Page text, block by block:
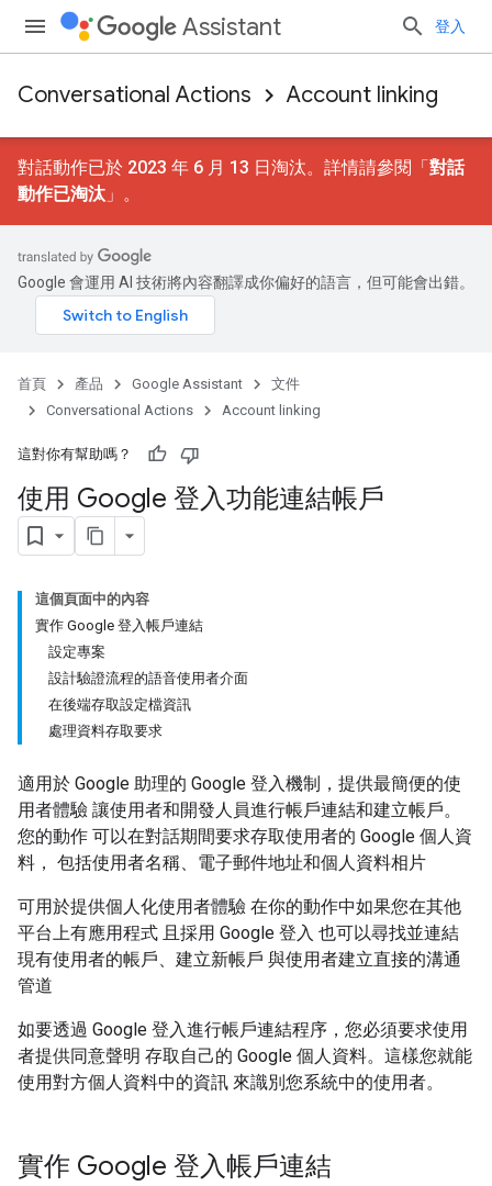
Assistant 登入
Conversational Actions Account linking
對話動作已於 2023 年 6 月 13 日淘汰。詳情請參閱「對話
動作已淘汰 」。
Google 會運用 AI 技術將內容翻譯成你偏好的語言，但可能會出錯。
首頁 產品 Google Assistant
文件
Conversational Actions
Account linking
這對你有幫助嗎？
使用 Google 登入功能連結帳戶
這個頁面中的內容
實作 Google 登入帳戶連結
設定專案
設計驗證流程的語音使用者介面
在後端存取設定檔資訊
處理資料存取要求
適用於 Google 助理的 Google 登入機制，提供最簡便的使
用者體驗 讓使用者和開發人員進行帳戶連結和建立帳戶。
您的動作 可以在對話期間要求存取使用者的 Google 個人資
料， 包括使用者名稱、電子郵件地址和個人資料相片
可用於提供個人化使用者體驗 在你的動作中如果您在其他
平台上有應用程式 且採用 Google 登入 也可以尋找並連結
現有使用者的帳戶、建立新帳戶 與使用者建立直接的溝通
管道
如要透過 Google 登入進行帳戶連結程序，您必須要求使用
者提供同意聲明 存取自己的 Google 個人資料。這樣您就能
使用對方個人資料中的資訊 來識別您系統中的使用者。
實作 Google 登入帳戶連結